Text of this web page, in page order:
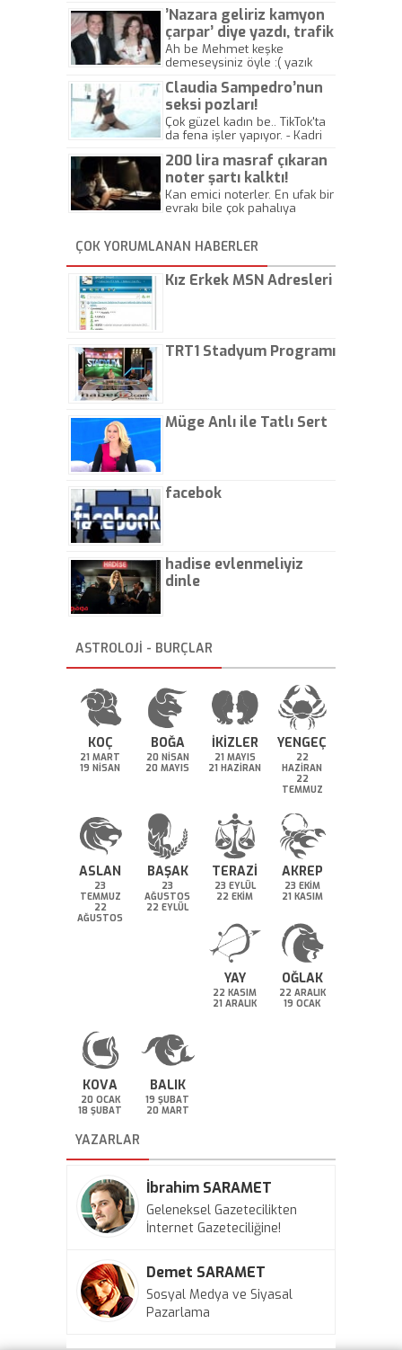
’Nazara geliriz kamyon
çarpar’ diye yazdı, trafik
kazasında öldü!
Ah be Mehmet keşke
demeseysiniz öyle :( yazık
Claudia Sampedro’nun
seksi pozları!
Çok güzel kadın be.. TikTok'ta
da fena işler yapıyor. - Kadri
200 lira masraf çıkaran
noter şartı kalktı!
Kan emici noterler. En ufak bir
evrakı bile çok pahalıya
kaptırıyorsunuz. - Kayhan
Gezenti
ÇOK YORUMLANAN HABERLER
Kız Erkek MSN Adresleri
TRT1 Stadyum Programı
Müge Anlı ile Tatlı Sert
facebok
hadise evlenmeliyiz
dinle
ASTROLOJİ - BURÇLAR
KOÇ
21 MART
19 NİSAN
BOĞA
20 NİSAN
20 MAYIS
İKİZLER
21 MAYIS
21 HAZİRAN
YENGEÇ
22
HAZİRAN
22
TEMMUZ
ASLAN
23
TEMMUZ
22
AĞUSTOS
BAŞAK
23
AĞUSTOS
22 EYLÜL
TERAZİ
23 EYLÜL
22 EKİM
AKREP
23 EKİM
21 KASIM
YAY
22 KASIM
21 ARALIK
OĞLAK
22 ARALIK
19 OCAK
KOVA
20 OCAK
18 ŞUBAT
BALIK
19 ŞUBAT
20 MART
YAZARLAR
İbrahim SARAMET
Geleneksel Gazetecilikten
İnternet Gazeteciliğine!
Demet SARAMET
Sosyal Medya ve Siyasal
Pazarlama